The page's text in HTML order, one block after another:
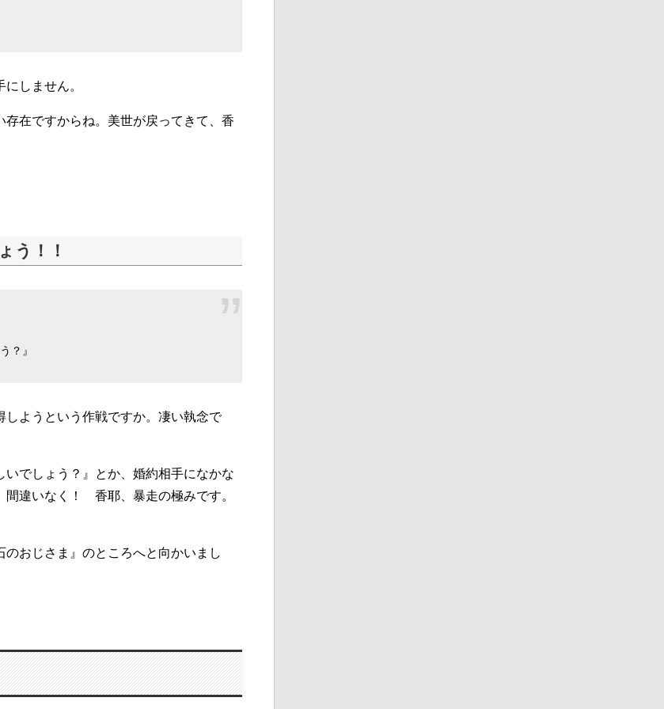
しません。
在ですからね。美世が戻ってきて、香
う！！
？』
ようという作戦ですか。凄い執念で
でしょう？』とか、婚約相手になかな
間違いなく！ 香耶、暴走の極みです。
のおじさま』のところへと向かいまし